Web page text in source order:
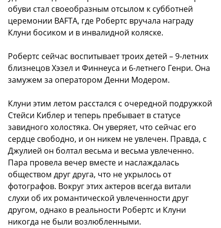
обуви стал своеобразным отсылом к субботней
церемонии BAFTA, где Робертс вручала награду
Клуни босиком и в инвалидной коляске.
Робертс сейчас воспитывает троих детей – 9-летних
близнецов Хэзел и Финнеуса и 6-летнего Генри. Она
замужем за оператором Денни Модером.
Клуни этим летом расстался с очередной подружкой
Стейси Киблер и теперь пребывает в статусе
завидного холостяка. Он уверяет, что сейчас его
сердце свободно, и он никем не увлечен. Правда, с
Джулией он болтал весьма и весьма увлеченно.
Пара провела вечер вместе и наслаждалась
обществом друг друга, что не укрылось от
фотографов. Вокруг этих актеров всегда витали
слухи об их романтической увлеченности друг
другом, однако в реальности Робертс и Клуни
никогда не были возлюбленными.